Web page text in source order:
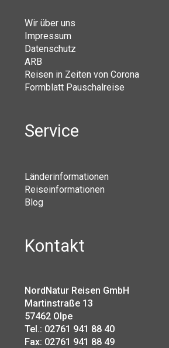
Wir über uns
Impressum
Datenschutz
ARB
Reisen in Zeiten von Corona
Formblatt Pauschalreise
Service
Länderinformationen
Reiseinformationen
Blog
Kontakt
NordNatur Reisen GmbH
Martinstraße 13
57462 Olpe
Tel.: 02761 941 88 40
Fax: 02761 941 88 49